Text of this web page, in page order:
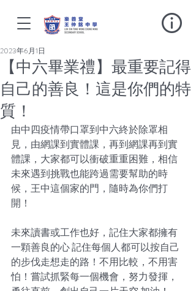
【中六畢業禮】最重要記得
自己的善良！這是你們的特
質！
2023年6月1日
由中四疫情帶口罩到中六終於除罩相
見，由網課到實體課，再到網課再到實
體課，大家都可以衝破重重困難，相信
未來遇到挑戰也能跨過需要幫助的時
候，王中這個家的門，隨時為你們打
開！
未來讀書或工作也好，記住大家都擁有
一顆善良的心 記住每個人都可以按自己
的步伐走想走的路！不用比較，不用害
怕！嘗試抓緊每一個機會，努力發揮，